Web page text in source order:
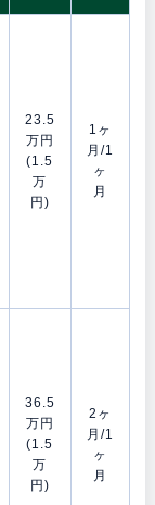
23.5
万円
(1.5
万
円)
1ヶ
月/1
ヶ
月
36.5
万円
(1.5
万
円)
2ヶ
月/1
ヶ
月